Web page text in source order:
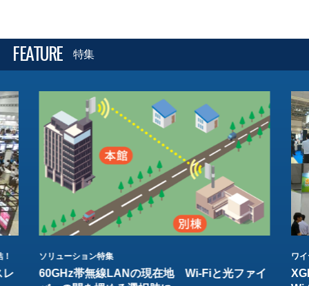
FEATURE 特集
レ
ソリューション特集
60GHz帯無線LANの現在地 Wi-Fiと光ファイ
ワ